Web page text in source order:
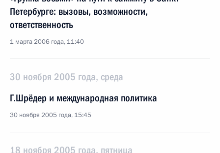
Петербурге: вызовы, возможности,
ответственность
1 марта 2006 года, 11:40
30 ноября 2005 года, среда
Г.Шрёдер и международная политика
30 ноября 2005 года, 15:45
18 ноября 2005 года, пятница